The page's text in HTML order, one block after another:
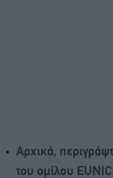
Αρχικά,
του ομίλου E